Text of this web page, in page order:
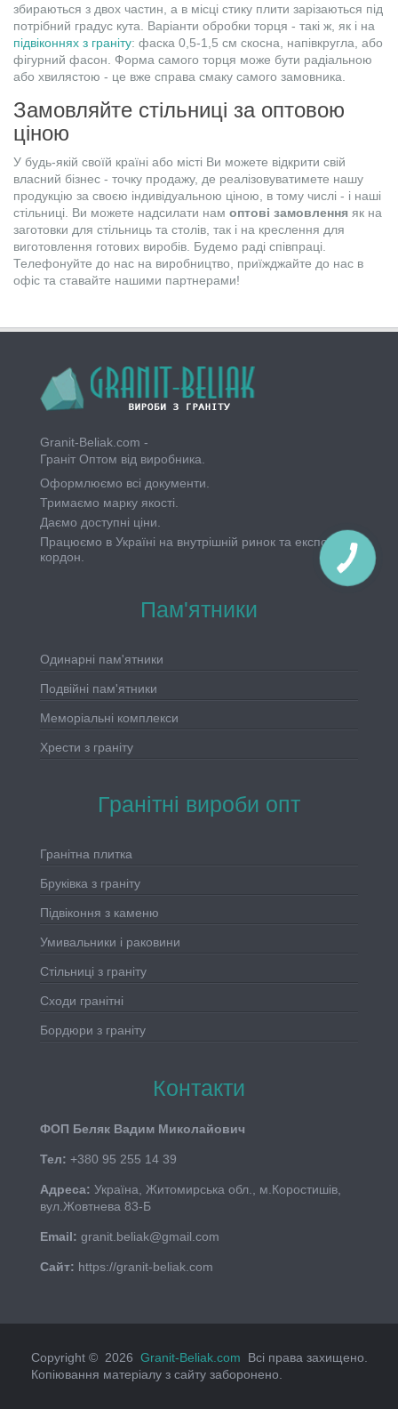
збираються з двох частин, а в місці стику плити зарізаються під
потрібний градус кута. Варіанти обробки торця - такі ж, як і на
підвіконнях з граніту: фаска 0,5-1,5 см скосна, напівкругла, або
фігурний фасон. Форма самого торця може бути радіальною
або хвилястою - це вже справа смаку самого замовника.
Замовляйте стільниці за оптовою
ціною
У будь-якій своїй країні або місті Ви можете відкрити свій
власний бізнес - точку продажу, де реалізовуватимете нашу
продукцію за своєю індивідуальною ціною, в тому числі - і наші
стільниці. Ви можете надсилати нам оптові замовлення як на
заготовки для стільниць та столів, так і на креслення для
виготовлення готових виробів. Будемо раді співпраці.
Телефонуйте до нас на виробництво, приїжджайте до нас в
офіс та ставайте нашими партнерами!
Granit-Beliak.com -
Граніт Оптом від виробника.
Оформлюємо всі документи.
Тримаємо марку якості.
Даємо доступні ціни.
Працюємо в Україні на внутрішній ринок та експорт за
кордон.
Пам'ятники
Одинарні пам'ятники
Подвійні пам'ятники
Меморіальні комплекси
Хрести з граніту
Гранітні вироби опт
Гранітна плитка
Бруківка з граніту
Підвіконня з каменю
Умивальники і раковини
Стільниці з граніту
Сходи гранітні
Бордюри з граніту
Контакти
ФОП Беляк Вадим Миколайович
Тел: +380 95 255 14 39
Адреса: Україна, Житомирська обл., м.Коростишів,
вул.Жовтнева 83-Б
Email: granit.beliak@gmail.com
Сайт: https://granit-beliak.com
Copyright © 2026 Granit-Beliak.com Всі права захищено.
Копіювання матеріалу з сайту заборонено.